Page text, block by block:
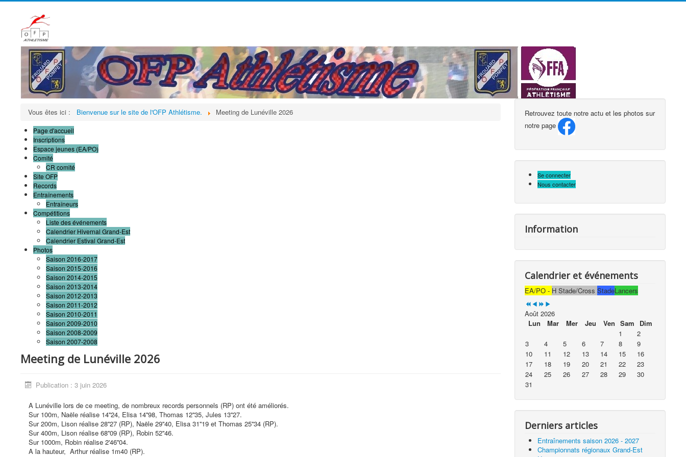
Vous êtes ici : Bienvenue sur le site de l'OFP Athlétisme. Meeting de Lunéville 2026
Page d'accueil
Inscriptions
Espace jeunes (EA/PO)
Comité
CR comité
Site OFP
Records
Entraînements
Entraîneurs
Compétitions
Liste des événements
Calendrier Hivernal Grand-Est
Calendrier Estival Grand-Est
Photos
Saison 2016-2017
Saison 2015-2016
Saison 2014-2015
Saison 2013-2014
Saison 2012-2013
Saison 2011-2012
Saison 2010-2011
Saison 2009-2010
Saison 2008-2009
Saison 2007-2008
Meeting de Lunéville 2026
Publication : 3 juin 2026
A Lunéville lors de ce meeting, de nombreux records personnels (RP) ont été améliorés.
Sur 100m, Naële réalise 14''24, Elisa 14''98, Thomas 12''35, Jules 13''27.
Sur 200m, Lison réalise 28''27 (RP), Naële 29''40, Elisa 31''19 et Thomas 25''34 (RP).
Sur 400m, Lison réalise 68''09 (RP), Robin 52''46.
Sur 1000m, Robin réalise 2'46''04.
A la hauteur, Arthur réalise 1m40 (RP).
Retrouvez toute notre actu et les photos sur
notre page
Se connecter
Nous contacter
Information
Calendrier et événements
EA/PO - H Stade/CrossStadeLancers
Août 2026
Lun
Mar Mer Jeu Ven Sam
Dim
1
2
3
4 5 6 7 8
9
10
11 12 13 14 15
16
17
18 19 20 21 22
23
24
25 26 27 28 29
30
31
Derniers articles
Entraînements saison 2026 - 2027
Championnats régionaux Grand-Est